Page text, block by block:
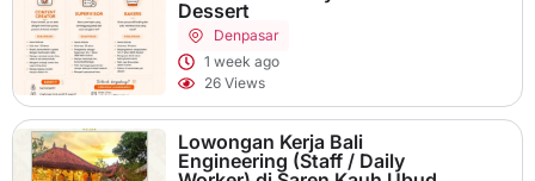
Dessert
Denpasar
1 week ago
26 Views
Lowongan Kerja Bali
Engineering (Staff / Daily